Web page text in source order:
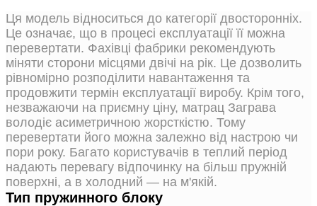
Ця модель відноситься до категорії двосторонніх.
Це означає, що в процесі експлуатації її можна
перевертати. Фахівці фабрики рекомендують
міняти сторони місцями двічі на рік. Це дозволить
рівномірно розподілити навантаження та
продовжити термін експлуатації виробу. Крім того,
незважаючи на приємну ціну, матрац Заграва
володіє асиметричною жорсткістю. Тому
перевертати його можна залежно від настрою чи
пори року. Багато користувачів в теплий період
надають перевагу відпочинку на більш пружній
поверхні, а в холодний — на м'якій.
Тип пружинного блоку